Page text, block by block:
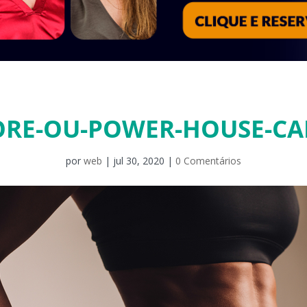
OU-POWER-HOUSE-
por web | jul 30, 2020 | 0 Comentários